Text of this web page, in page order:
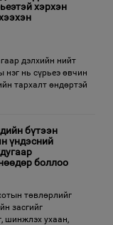
хэрхэн
дэлхийн нийт
нь сүрьеэ өвчин
тархалт өндөртэй
бүтээн
үндэсний
боллоо
төвлөрлийг
засгийг
шинжлэх ухаан,